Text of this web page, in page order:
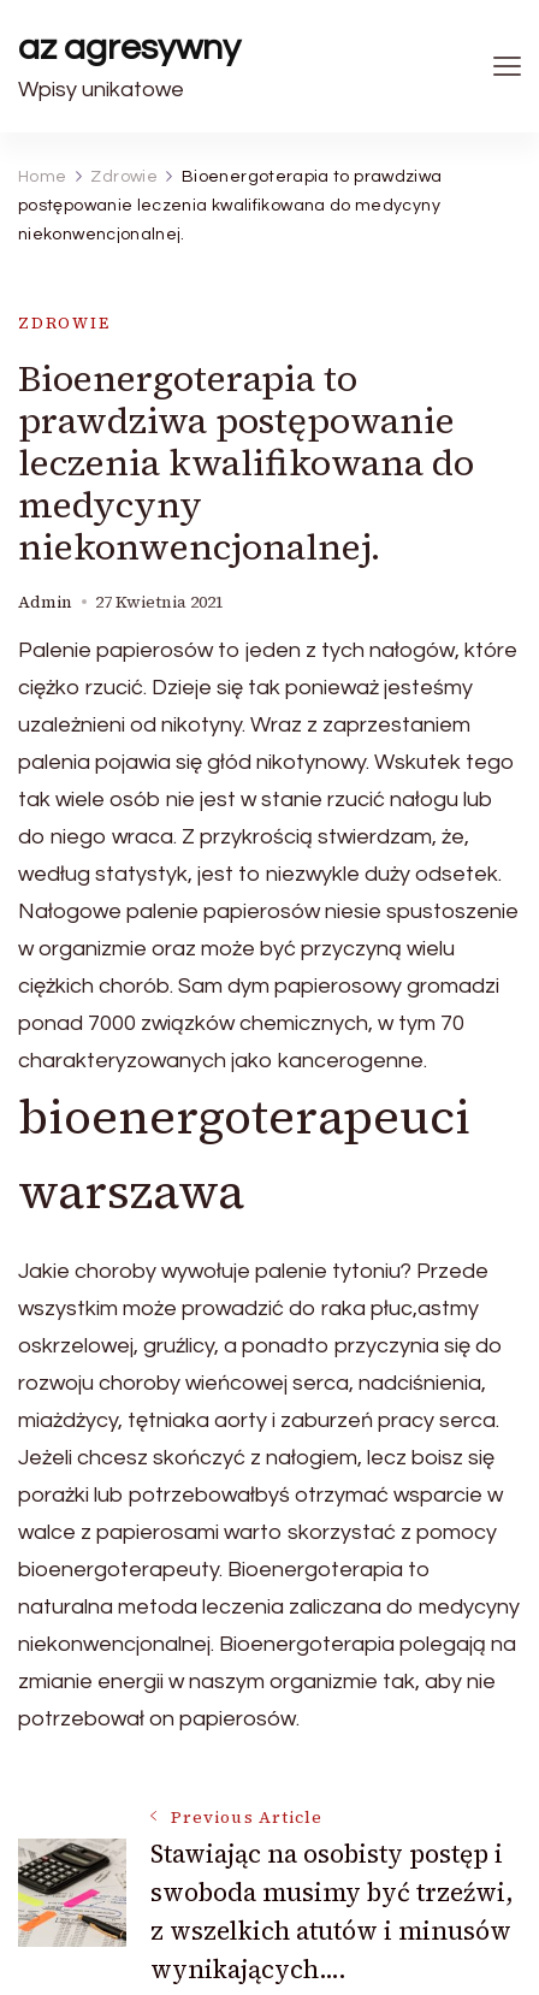
az agresywny
Wpisy unikatowe
Home Zdrowie
Bioenergoterapia to prawdziwa
postępowanie leczenia kwalifikowana do medycyny
niekonwencjonalnej.
ZDROWIE
Bioenergoterapia to
prawdziwa postępowanie
leczenia kwalifikowana do
medycyny
niekonwencjonalnej.
Admin 27 Kwietnia 2021
Palenie papierosów to jeden z tych nałogów, które
ciężko rzucić. Dzieje się tak ponieważ jesteśmy
uzależnieni od nikotyny. Wraz z zaprzestaniem
palenia pojawia się głód nikotynowy. Wskutek tego
tak wiele osób nie jest w stanie rzucić nałogu lub
do niego wraca. Z przykrością stwierdzam, że,
według statystyk, jest to niezwykle duży odsetek.
Nałogowe palenie papierosów niesie spustoszenie
w organizmie oraz może być przyczyną wielu
ciężkich chorób. Sam dym papierosowy gromadzi
ponad 7000 związków chemicznych, w tym 70
charakteryzowanych jako kancerogenne.
bioenergoterapeuci
warszawa
Jakie choroby wywołuje palenie tytoniu? Przede
wszystkim może prowadzić do raka płuc,astmy
oskrzelowej, gruźlicy, a ponadto przyczynia się do
rozwoju choroby wieńcowej serca, nadciśnienia,
miażdżycy, tętniaka aorty i zaburzeń pracy serca.
Jeżeli chcesz skończyć z nałogiem, lecz boisz się
porażki lub potrzebowałbyś otrzymać wsparcie w
walce z papierosami warto skorzystać z pomocy
bioenergoterapeuty. Bioenergoterapia to
naturalna metoda leczenia zaliczana do medycyny
niekonwencjonalnej. Bioenergoterapia polegają na
zmianie energii w naszym organizmie tak, aby nie
potrzebował on papierosów.
Post
Navigation
Previous Article
Stawiając na osobisty postęp i
swoboda musimy być trzeźwi,
z wszelkich atutów i minusów
wynikających….